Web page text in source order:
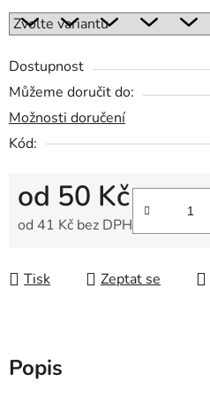
Dostupnost
Můžeme doručit do:
Možnosti doručení
Kód:
od 50 Kč
od 41 Kč bez DPH
Tisk Zeptat se
Popis